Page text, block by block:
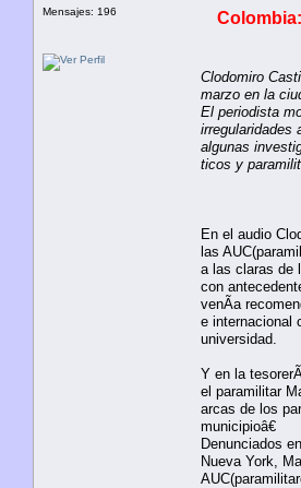
Mensajes: 196
Clodomiro
marzo en la
El periodista
irregularidades
algunas
ticos y
En el audio
las
a las claras de
con
venÃ­a
e internacional
universidad.
Y en la
el paramilitar
arcas de los
municipioâ€
Denunciados
Nueva York,